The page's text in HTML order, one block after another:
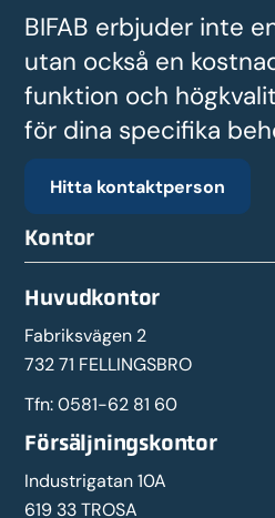
BIFAB erbjuder inte
utan också en
funktion och
för dina specifika
Hitta kontaktperson
Kontor
Huvudkontor
Fabriksvägen 2
732 71 FELLINGSBRO
Tfn:0581-62 81 60
Försäljningskontor
Industrigatan 10A
619 33 TROSA